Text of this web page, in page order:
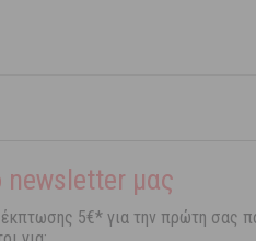
newsletter μας
5€* για την πρώτη σας